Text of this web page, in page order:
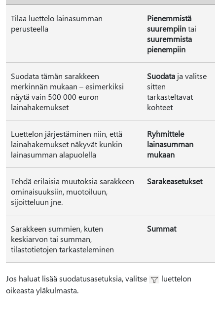
Tilaa luettelo lainasumman
perusteella
Pienemmistä
suurempiintai
suuremmista
pienempiin
Suodata tämän sarakkeen
merkinnän mukaan – esimerkiksi
näytä vain 500 000 euron
lainahakemukset
Suodata ja valitse
sitten
tarkasteltavat
kohteet
Luettelon järjestäminen niin, että
lainahakemukset näkyvät kunkin
lainasumman alapuolella
Ryhmittele
lainasumman
mukaan
Tehdä erilaisia muutoksia sarakkeen
ominaisuuksiin, muotoiluun,
sijoitteluun jne.
Sarakeasetukset
Sarakkeen summien, kuten
keskiarvon tai summan,
tilastotietojen tarkasteleminen
Summat
Jos haluat lisää suodatusasetuksia, valitse
luettelon
oikeasta yläkulmasta.